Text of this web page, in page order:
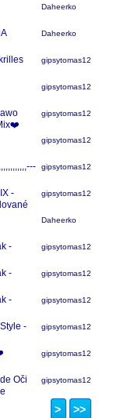
Daheerko
Daheerko
gipsytomas123
gipsytomas123
gipsytomas123
gipsytomas123
gipsytomas123
-
gipsytomas123
Daheerko
-
gipsytomas123
-
gipsytomas123
-
gipsytomas123
-
gipsytomas123
gipsytomas123
Oči
gipsytomas123
> >>